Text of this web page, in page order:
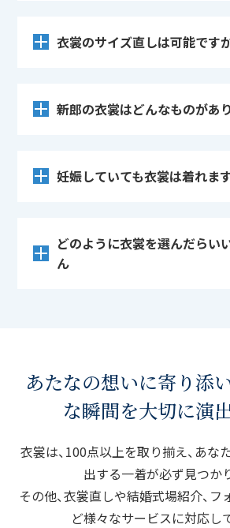
衣裳のサイズ直しは可能です
新郎の衣裳はどんなものがあ
妊娠していても衣裳は着れま
どのように衣裳を選んだらい
ん
あたなの想いに寄り添
な瞬間を大切に演
衣裳は、100点以上を取り揃え、あな
出する一着が必ず見つか
その他、衣裳直しや結婚式場紹介、
ど様々なサービスに対応し